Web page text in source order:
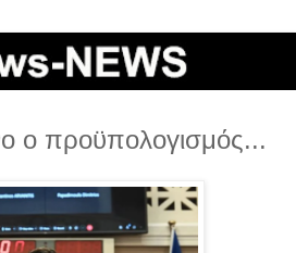
ο προϋπολογισμός...